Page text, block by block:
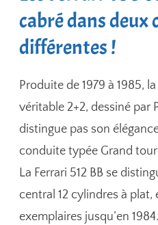
cabré dans
différentes !
Produite de 1979 à 1985,
véritable 2+2, dessiné par
distingue pas son
conduite typée Grand
La Ferrari 512 BB se
central 12 cylindres à
exemplaires jusqu’en